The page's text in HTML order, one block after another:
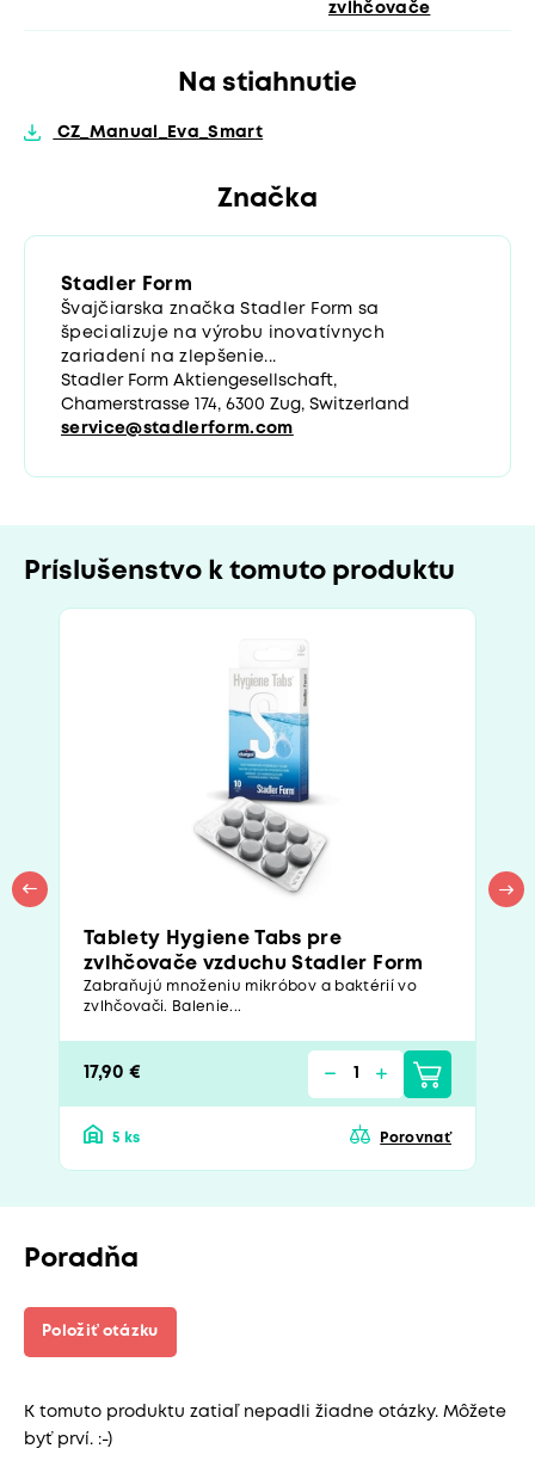
zvlhčovače
Na stiahnutie
CZ_Manual_Eva_Smart
Značka
Stadler Form
Švajčiarska značka Stadler Form sa
špecializuje na výrobu inovatívnych
zariadení na zlepšenie...
Stadler Form Aktiengesellschaft,
Chamerstrasse 174, 6300 Zug, Switzerland
service@stadlerform.com
Príslušenstvo k tomuto produktu
Tablety Hygiene Tabs pre
zvlhčovače vzduchu Stadler Form
Zabraňujú množeniu mikróbov a baktérií vo
zvlhčovači. Balenie...
17,90 €
5 ks Porovnať
Poradňa
Položiť otázku
K tomuto produktu zatiaľ nepadli žiadne otázky. Môžete
byť prví. :-)